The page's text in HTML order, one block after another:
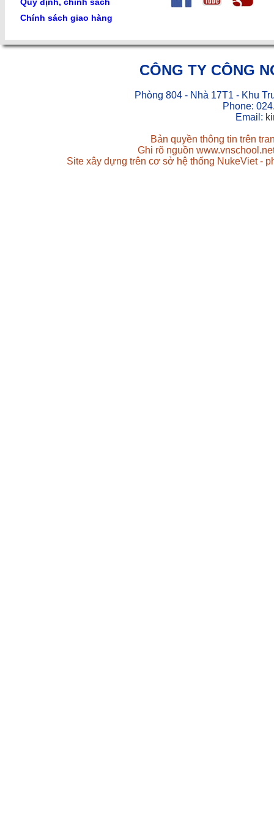
Chính sách giao hàng
CÔNG TY CÔNG
Phòng 804 - Nhà 17T1 - Khu
Phone:
Email:
Bản quyền thông tin trên
Ghi rõ nguồn
Site xây dựng trên cơ sở hệ thống NukeViet -